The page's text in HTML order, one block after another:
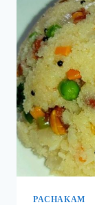
PACHAKAM